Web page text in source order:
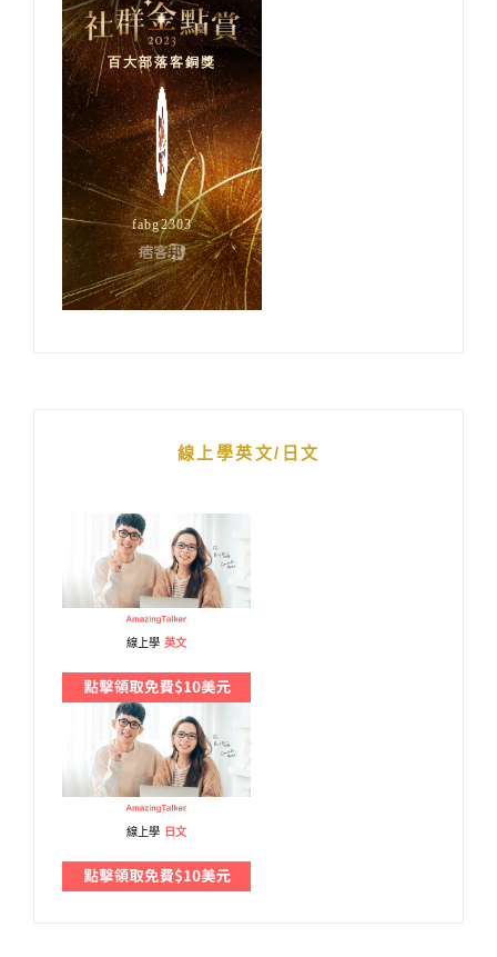
線上學英文/日文
線上學 英文
線上學 日文